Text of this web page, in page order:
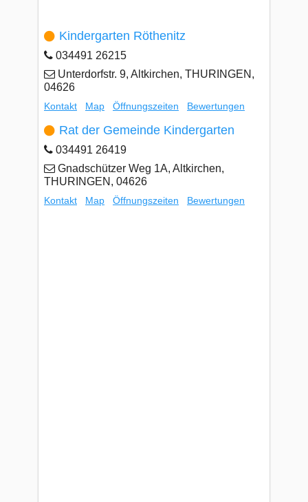
Kindergarten Röthenitz
034491 26215
Unterdorfstr. 9, Altkirchen, THURINGEN,
04626
Kontakt Map Öffnungszeiten Bewertungen
Rat der Gemeinde Kindergarten
034491 26419
Gnadschützer Weg 1A, Altkirchen,
THURINGEN, 04626
Kontakt Map Öffnungszeiten Bewertungen